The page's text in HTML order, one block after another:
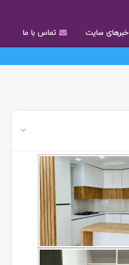
خبرهای سایت
تماس با ما